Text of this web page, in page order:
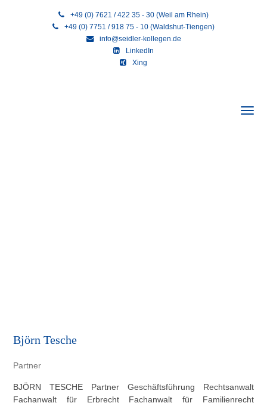
+49 (0) 7621 / 422 35 - 30 (Weil am Rhein)
+49 (0) 7751 / 918 75 - 10 (Waldshut-Tiengen)
info@seidler-kollegen.de
LinkedIn
Xing
Björn Tesche
Partner
BJÖRN TESCHE Partner Geschäftsführung Rechtsanwalt
Fachanwalt für Erbrecht Fachanwalt für Familienrecht